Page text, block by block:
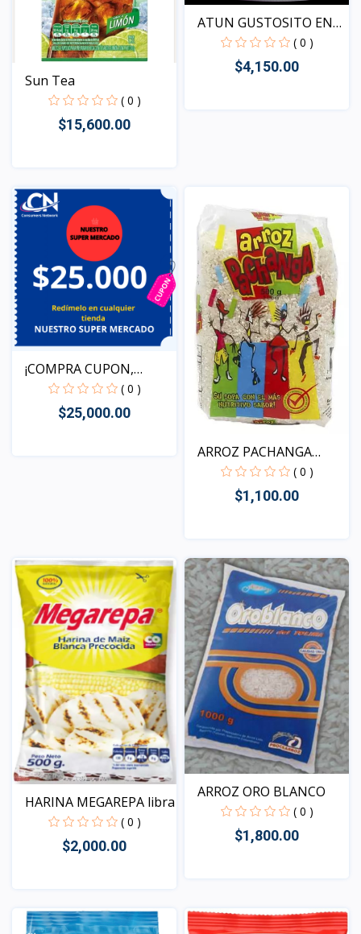
Sun Tea
( 0 )
$15,600.00
Vista
ATUN GUSTOSITO EN
ACEIT...
( 0 )
$4,150.00
¡COMPRA CUPON,
REDIME T...
( 0 )
$25,000.00
ARROZ PACHANGA
PARTIDO
( 0 )
$1,100.00
Vista
HARINA MEGAREPA libra
( 0 )
$2,000.00
ARROZ ORO BLANCO
( 0 )
$1,800.00